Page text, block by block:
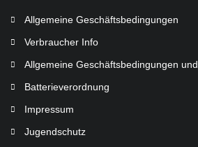
Allgemeine Geschäftsbedingungen
Verbraucher Info
Allgemeine Geschäftsbedingungen
Batterieverordnung
Impressum
Jugendschutz